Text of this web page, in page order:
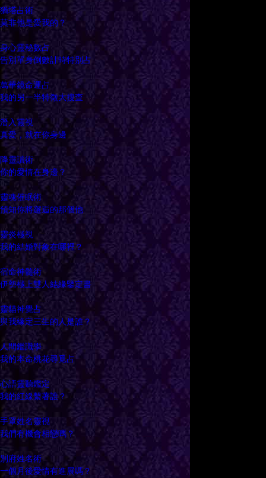
猶塔占術
莫非他是愛我的？
身心靈秘數占
告別單身倒數計時特別占
萬華鏡命運占
我的另一半特徵大搜查
潛入靈視
真愛，就在你身邊
降靈讀術
你的愛情在身邊？
靈魂催眠術
預知你將邂逅的那個他
靈炎極視
我的結婚對象在哪裡？
宿命神髓術
伊勢極上雙人結緣鑒定書
靈貓神覺占
與我緣定三生的人是誰？
人間鑑識學
我的本命桃花尋覓占
心語靈聽鑑定
我的紅線繫著誰？
手罩姓名靈視
我們有機會相戀嗎？
別府姓名術
一個月後愛情有進展嗎？